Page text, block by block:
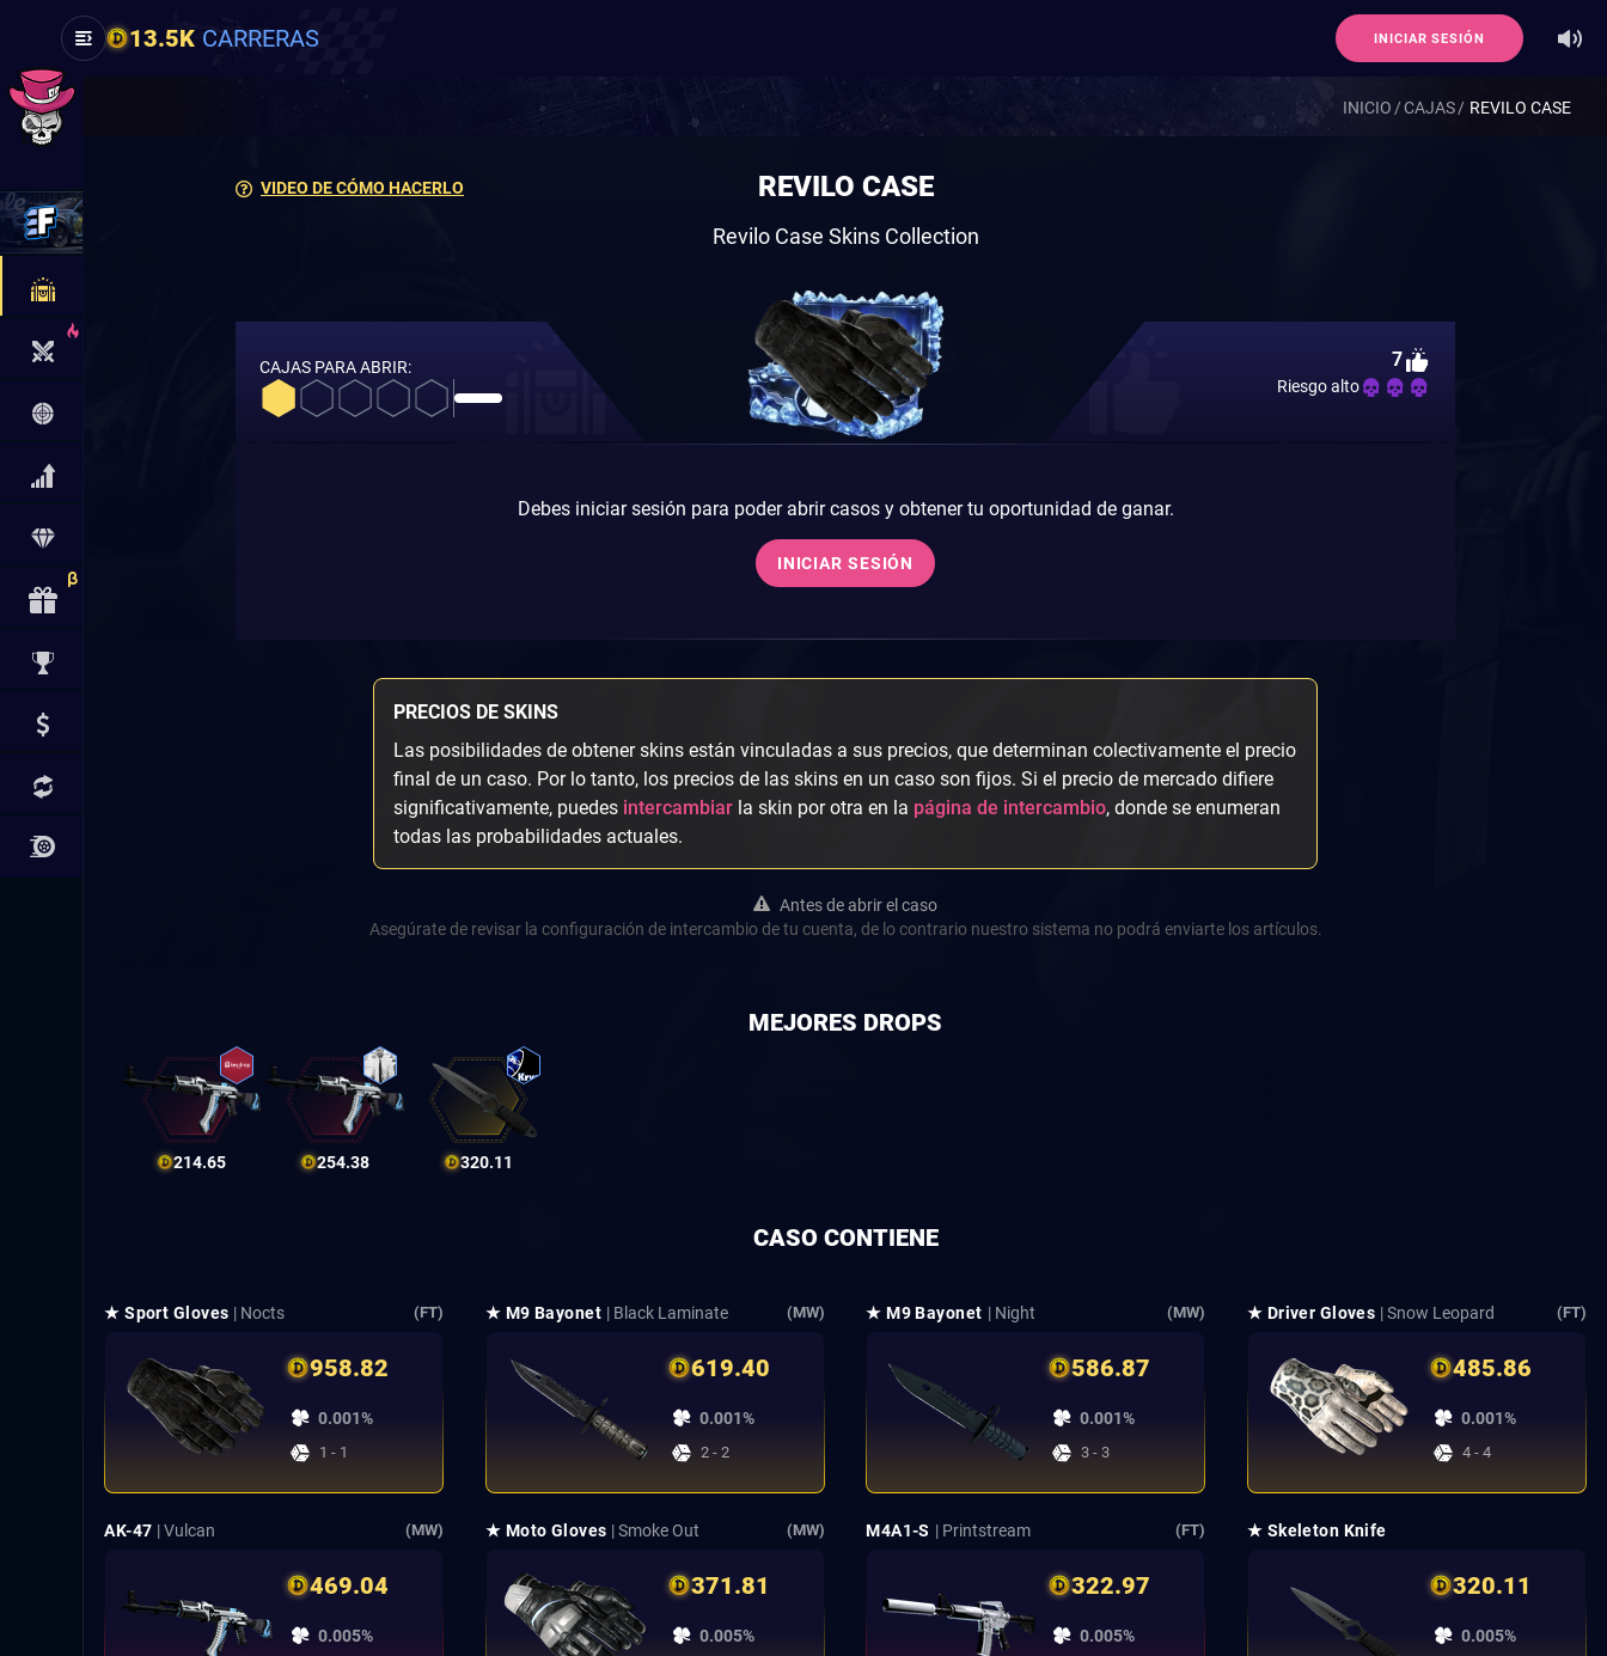
13.5K CARRERAS INICIAR SESIÓN
INICIO CAJAS REVILO CASE
VIDEO DE CÓMO HACERLO REVILO CASE
Revilo Case Skins Collection
CAJAS PARA ABRIR: 7
Riesgo alto
Debes iniciar sesión para poder abrir casos y obtener tu oportunidad de ganar.
INICIAR SESIÓN
PRECIOS DE SKINS
Las posibilidades de obtener skins están vinculadas a sus precios, que determinan colectivamente el precio
final de un caso. Por lo tanto, los precios de las skins en un caso son fijos. Si el precio de mercado difiere
significativamente, puedes intercambiar la skin por otra en la página de intercambio, donde se enumeran
todas las probabilidades actuales.
Antes de abrir el caso
Asegúrate de revisar la configuración de intercambio de tu cuenta, de lo contrario nuestro sistema no podrá enviarte los artículos.
MEJORES DROPS
214.65 254.38 320.11
CASO CONTIENE
★ Sport Gloves | Nocts (FT)
958.82
0.001%
1 - 1
★ M9 Bayonet | Black Laminate (MW)
619.40
0.001%
2 - 2
★ M9 Bayonet | Night (MW)
586.87
0.001%
3 - 3
★ Driver Gloves | Snow Leopard (FT)
485.86
0.001%
4 - 4
AK-47 | Vulcan (MW)
469.04
0.005%
★ Moto Gloves | Smoke Out (MW)
371.81
0.005%
M4A1-S | Printstream (FT)
322.97
0.005%
★ Skeleton Knife
320.11
0.005%